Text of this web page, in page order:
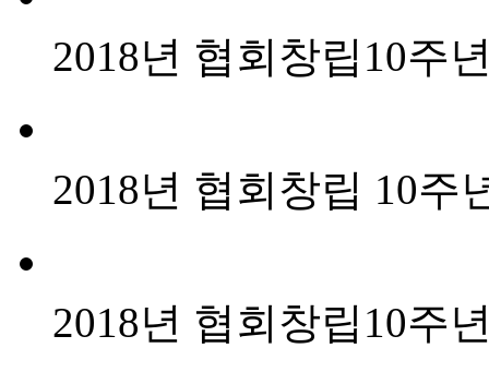
2018년 협회창립10주
2018년 협회창립 10주
2018년 협회창립10주